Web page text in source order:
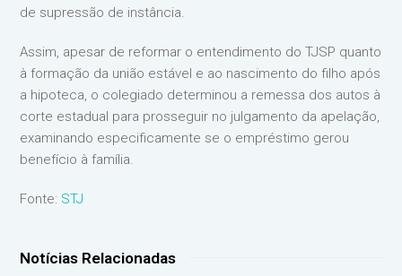
de supressão de instância.
Assim, apesar de reformar o entendimento do TJSP quanto
à formação da união estável e ao nascimento do filho após
a hipoteca, o colegiado determinou a remessa dos autos à
corte estadual para prosseguir no julgamento da apelação,
examinando especificamente se o empréstimo gerou
benefício à família.
Fonte: STJ
Notícias Relacionadas